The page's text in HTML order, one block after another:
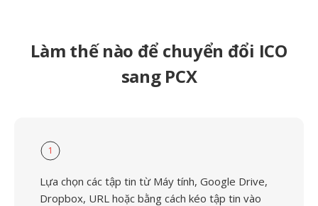
Làm thế nào để chuyển đổi ICO
sang PCX
1
Lựa chọn các tập tin từ Máy tính, Google Drive,
Dropbox, URL hoặc bằng cách kéo tập tin vào